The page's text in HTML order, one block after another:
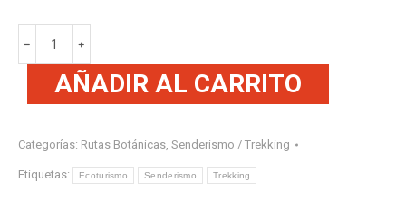
﹣ ﹢
AÑADIR AL CARRITO
Categorías: Rutas Botánicas, Senderismo / Trekking
Etiquetas: Ecoturismo Senderismo Trekking